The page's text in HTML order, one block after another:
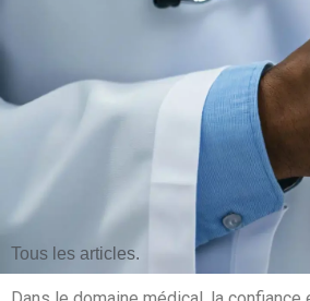
Tous les articles.